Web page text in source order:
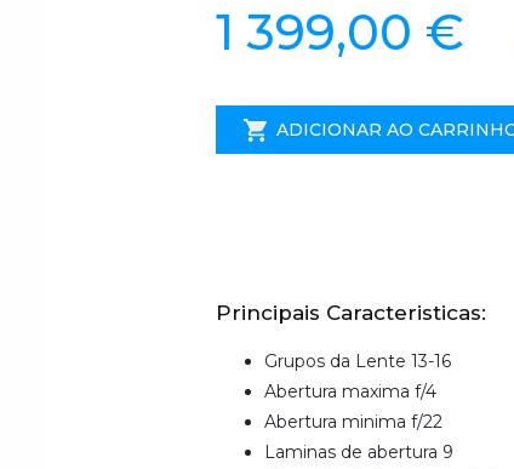
1 399,00 €
ADICIONAR AO
Principais Caracteristicas:
Grupos da Lente 13-16
Abertura maxima f/4
Abertura minima f/22
Laminas de abertura 9